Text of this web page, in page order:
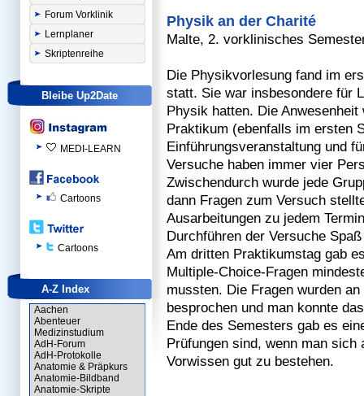
Forum Vorklinik
Lernplaner
Skriptenreihe
Bleibe Up2Date
MEDI-LEARN
Cartoons
Cartoons
A-Z Index
Aachen
Abenteuer
Medizinstudium
AdH-Forum
AdH-Protokolle
Anatomie & Präpkurs
Anatomie-Bildband
Anatomie-Skripte
Physik an der Charité
Malte, 2. vorklinisches
Die Physikvorlesung fand im
statt. Sie war insbesondere für
Physik hatten. Die
Praktikum (ebenfalls im ersten
Einführungsveranstaltung und
Versuche haben immer vier
Zwischendurch wurde jede
dann Fragen zum Versuch
Ausarbeitungen zu jedem
Durchführen der Versuche
Am dritten Praktikumstag gab
Multiple-Choice-Fragen
mussten. Die Fragen wurden
besprochen und man konnte
Ende des Semesters gab es
Prüfungen sind, wenn man
Vorwissen gut zu bestehen.